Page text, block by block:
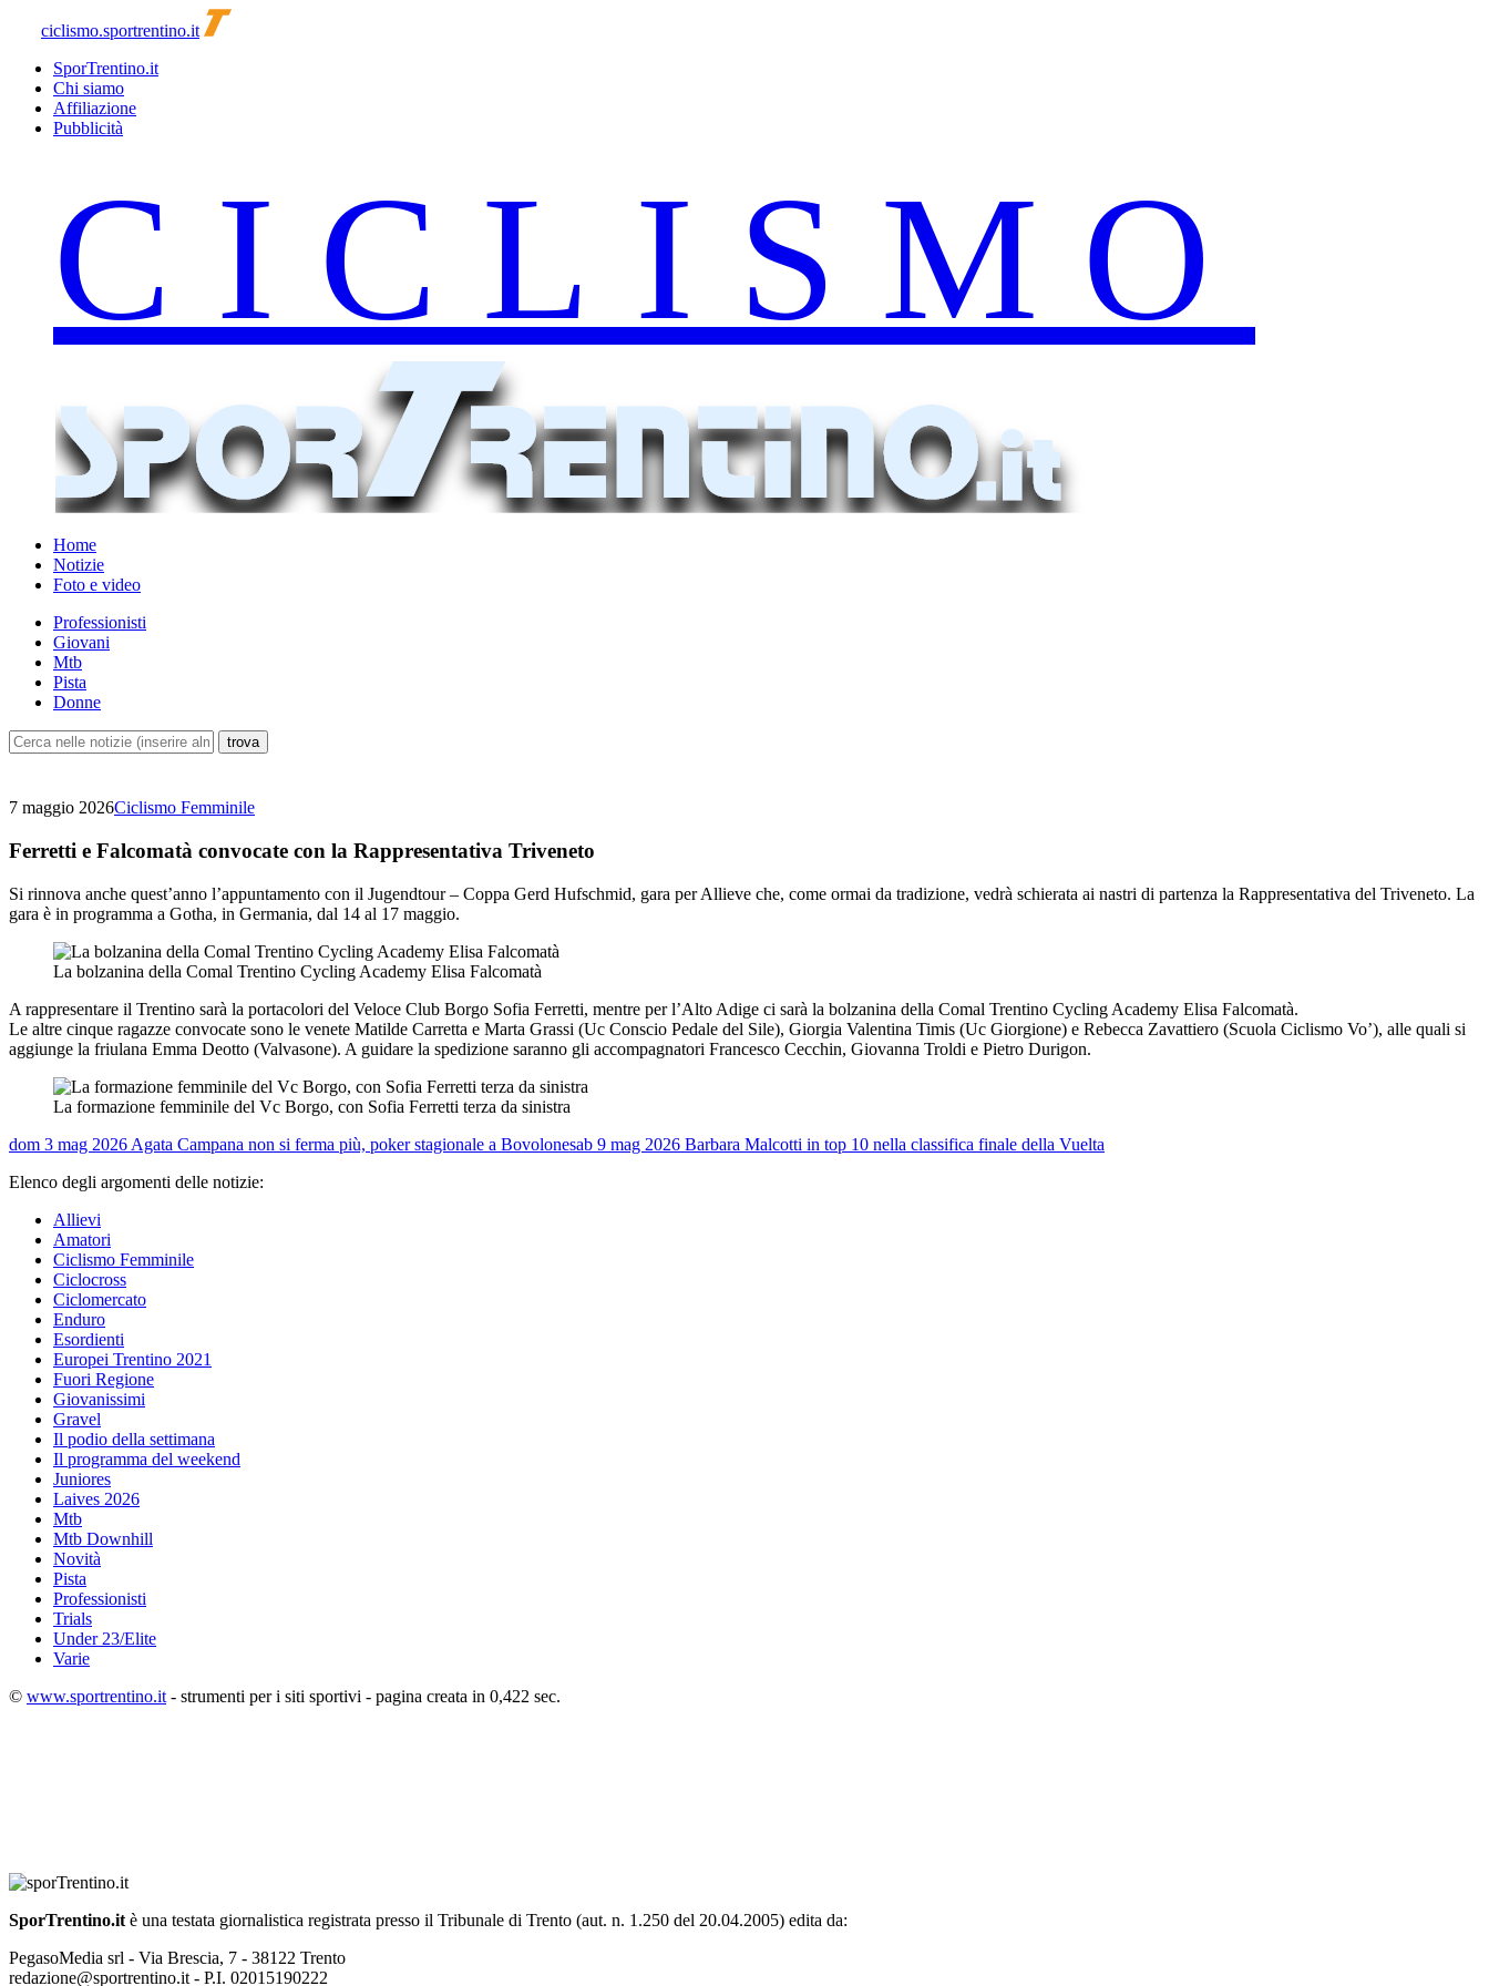
ciclismo.sportrentino.it
SporTrentino.it
Chi siamo
Affiliazione
Pubblicità
Home
Notizie
Foto e video
Professionisti
Giovani
Mtb
Pista
Donne
7 maggio 2026Ciclismo Femminile
Ferretti e Falcomatà convocate con la Rappresentativa Triveneto
Si rinnova anche quest’anno l’appuntamento con il Jugendtour – Coppa Gerd Hufschmid, gara per Allieve che, come ormai da tradizione, vedrà schierata ai nastri di partenza la Rappresentativa del Triveneto. La
gara è in programma a Gotha, in Germania, dal 14 al 17 maggio.
La bolzanina della Comal Trentino Cycling Academy Elisa Falcomatà
A rappresentare il Trentino sarà la portacolori del Veloce Club Borgo Sofia Ferretti, mentre per l’Alto Adige ci sarà la bolzanina della Comal Trentino Cycling Academy Elisa Falcomatà.
Le altre cinque ragazze convocate sono le venete Matilde Carretta e Marta Grassi (Uc Conscio Pedale del Sile), Giorgia Valentina Timis (Uc Giorgione) e Rebecca Zavattiero (Scuola Ciclismo Vo’), alle quali si
aggiunge la friulana Emma Deotto (Valvasone). A guidare la spedizione saranno gli accompagnatori Francesco Cecchin, Giovanna Troldi e Pietro Durigon.
La formazione femminile del Vc Borgo, con Sofia Ferretti terza da sinistra
dom 3 mag 2026 Agata Campana non si ferma più, poker stagionale a Bovolonesab 9 mag 2026 Barbara Malcotti in top 10 nella classifica finale della Vuelta
Elenco degli argomenti delle notizie:
Allievi
Amatori
Ciclismo Femminile
Ciclocross
Ciclomercato
Enduro
Esordienti
Europei Trentino 2021
Fuori Regione
Giovanissimi
Gravel
Il podio della settimana
Il programma del weekend
Juniores
Laives 2026
Mtb
Mtb Downhill
Novità
Pista
Professionisti
Trials
Under 23/Elite
Varie
© www.sportrentino.it - strumenti per i siti sportivi - pagina creata in 0,422 sec.
SporTrentino.it è una testata giornalistica registrata presso il Tribunale di Trento (aut. n. 1.250 del 20.04.2005) edita da:
PegasoMedia srl - Via Brescia, 7 - 38122 Trento
redazione@sportrentino.it - P.I. 02015190222